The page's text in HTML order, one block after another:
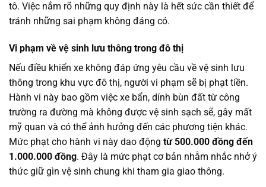
tô. Việc nắm rõ những quy định này là hết sức cần thiết để
tránh những sai phạm không đáng có.
Vi phạm về vệ sinh lưu thông trong đô thị
Nếu điều khiển xe không đáp ứng yêu cầu về vệ sinh lưu
thông trong khu vực đô thị, người vi phạm sẽ bị phạt tiền.
Hành vi này bao gồm việc xe bẩn, dính bùn đất từ công
trường ra đường mà không được vệ sinh sạch sẽ, gây mất
mỹ quan và có thể ảnh hưởng đến các phương tiện khác.
Mức phạt cho hành vi này dao động từ 500.000 đồng đến
1.000.000 đồng. Đây là mức phạt cơ bản nhằm nhắc nhở ý
thức giữ gìn vệ sinh chung khi tham gia giao thông.